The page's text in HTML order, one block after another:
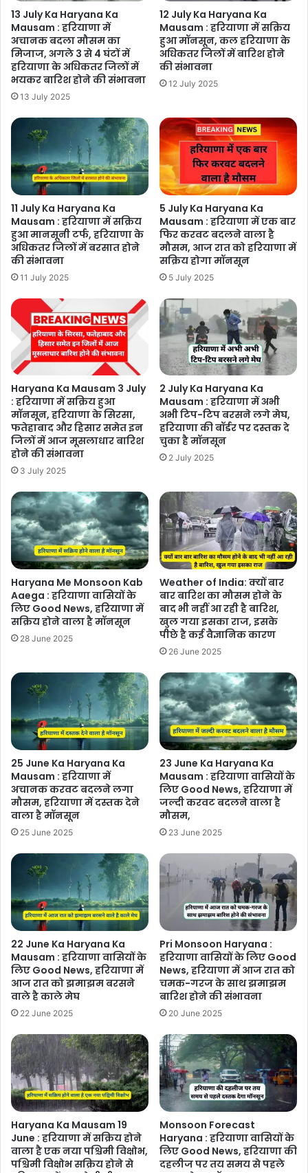
13 July Ka Haryana Ka
Mausam : हरियाणा में
अचानक बदला मौसम का
मिजाज, अगले 3 से 4 घंटों में
हरियाणा के अधिकतर जिलों में
भयकर बारिश होने की संभावना
13 July 2025
12 July Ka Haryana Ka
Mausam : हरियाणा में सक्रिय
हुआ मॉनसून, कल हरियाणा के
अधिकतर जिलों में बारिश होने
की संभावना
12 July 2025
11 July Ka Haryana Ka
Mausam : हरियाणा में सक्रिय
हुआ मानसूनी टर्फ, हरियाणा के
अधिकतर जिलों में बरसात होने
की संभावना
11 July 2025
5 July Ka Haryana Ka
Mausam : हरियाणा में एक बार
फिर करवट बदलने वाला है
मौसम, आज रात को हरियाणा में
सक्रिय होगा मॉनसून
5 July 2025
Haryana Ka Mausam 3 July
: हरियाणा में सक्रिय हुआ
मॉनसून, हरियाणा के सिरसा,
फतेहाबाद और हिसार समेत इन
जिलों में आज मूसलाधार बारिश
होने की संभावना
3 July 2025
2 July Ka Haryana Ka
Mausam : हरियाणा में अभी
अभी टिप-टिप बरसने लगे मेघ,
हरियाणा की बॉर्डर पर दस्तक दे
चुका है मॉनसून
2 July 2025
Haryana Me Monsoon Kab
Aaega : हरियाणा वासियों के
लिए Good News, हरियाणा में
सक्रिय होने वाला है मॉनसून
28 June 2025
Weather of India: क्यों बार
बार बारिश का मौसम होने के
बाद भी नहीं आ रही है बारिश,
खुल गया इसका राज, इसके
पीछे है कई वैज्ञानिक कारण
26 June 2025
25 June Ka Haryana Ka
Mausam : हरियाणा में
अचानक करवट बदलने लगा
मौसम, हरियाणा में दस्तक देने
वाला है मॉनसून
25 June 2025
23 June Ka Haryana Ka
Mausam : हरियाणा वासियों के
लिए Good News, हरियाणा में
जल्दी करवट बदलने वाला है
मौसम,
23 June 2025
22 June Ka Haryana Ka
Mausam : हरियाणा वासियों के
लिए Good News, हरियाणा में
आज रात को झमाझम बरसने
वाले है काले मेघ
22 June 2025
Pri Monsoon Haryana :
हरियाणा वासियों के लिए Good
News, हरियाणा में आज रात को
चमक-गरज के साथ झमाझम
बारिश होने की संभावना
20 June 2025
Haryana Ka Mausam 19
June : हरियाणा में सक्रिय होने
वाला है एक नया पश्चिमी विक्षोभ,
पश्चिमी विक्षोभ सक्रिय होने से
Monsoon Forecast
Haryana : हरियाणा वासियों के
लिए Good News, हरियाणा की
दहलीज पर तय समय से पहले